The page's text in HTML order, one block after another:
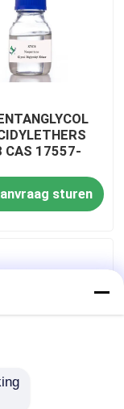
CAS 17557-
sturen